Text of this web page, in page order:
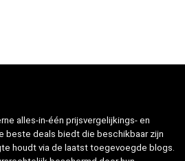
alles-in-één prijsvergelijkings- en
beste deals biedt die beschikbaar zijn
houdt via de laatst toegevoegde blogs.